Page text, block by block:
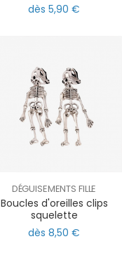
dès 5,90 €
DÉGUISEMENTS FILLE
Boucles d'oreilles clips
squelette
dès 8,50 €